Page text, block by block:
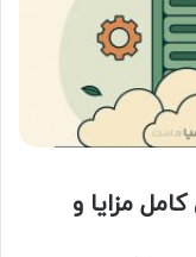
مزایا و